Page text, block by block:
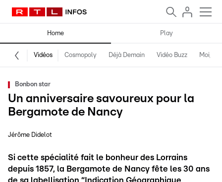
Home Play
Vidéos Cosmopoly Déjà Demain Vidéo Buzz Moi,
Bonbon star
Un anniversaire savoureux pour la
Bergamote de Nancy
Jérôme Didelot
Si cette spécialité fait le bonheur des Lorrains
depuis 1857, la Bergamote de Nancy fête les 30 ans
de sa labellisation “Indication Géographique